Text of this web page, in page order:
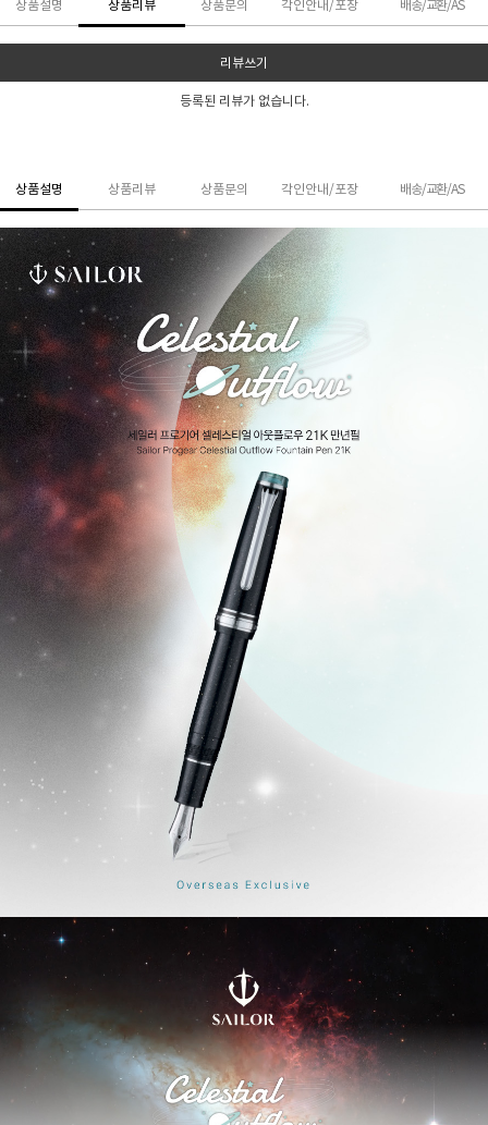
상품설명 상품리뷰 상품문의 각인안내/포장 배송/교환/AS
리뷰쓰기
등록된 리뷰가 없습니다.
상품설명 상품리뷰 상품문의 각인안내/포장 배송/교환/AS